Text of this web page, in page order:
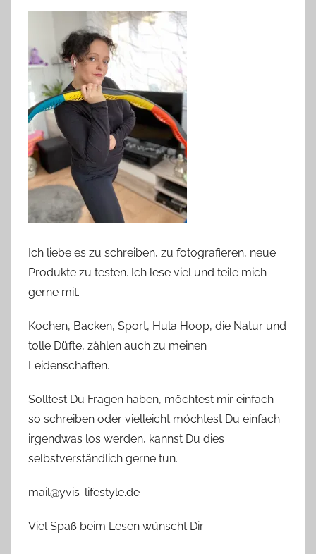
Ich liebe es zu schreiben, zu fotografieren, neue
Produkte zu testen. Ich lese viel und teile mich
gerne mit.
Kochen, Backen, Sport, Hula Hoop, die Natur und
tolle Düfte, zählen auch zu meinen
Leidenschaften.
Solltest Du Fragen haben, möchtest mir einfach
so schreiben oder vielleicht möchtest Du einfach
irgendwas los werden, kannst Du dies
selbstverständlich gerne tun.
mail@yvis-lifestyle.de
Viel Spaß beim Lesen wünscht Dir